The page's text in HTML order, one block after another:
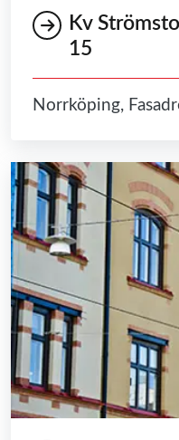
Kv
15
Norrköping,